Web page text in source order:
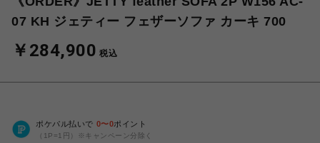
07 KH ジェティー フェザーソファ カーキ 700
￥284,900 税込
ポケパル払いで 0〜0ポイント
（1P=1円）※キャンペーン分除く